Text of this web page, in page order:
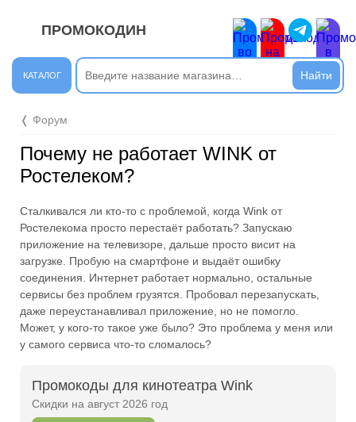
ПРОМОКОДИН
КАТАЛОГ
❬ Форум
Почему не работает WINK от
Ростелеком?
Сталкивался ли кто-то с проблемой, когда Wink от
Ростелекома просто перестаёт работать? Запускаю
приложение на телевизоре, дальше просто висит на
загрузке. Пробую на смартфоне и выдаёт ошибку
соединения. Интернет работает нормально, остальные
сервисы без проблем грузятся. Пробовал перезапускать,
даже переустанавливал приложение, но не помогло.
Может, у кого-то такое уже было? Это проблема у меня или
у самого сервиса что-то сломалось?
Промокоды для кинотеатра Wink
Скидки на август 2026 год
Новые сообщения ЗАКРЫТЬ
найдёте интересные новости.
Открыть полностью
Подпишись на наш ТГ-канал и получай свежие акции и
промокоды каждый день!
Открыть полностью
Напиши комментарий и получи 50 рублей. Уже есть те,
кто пополнили баланс своего мобильного телефона.